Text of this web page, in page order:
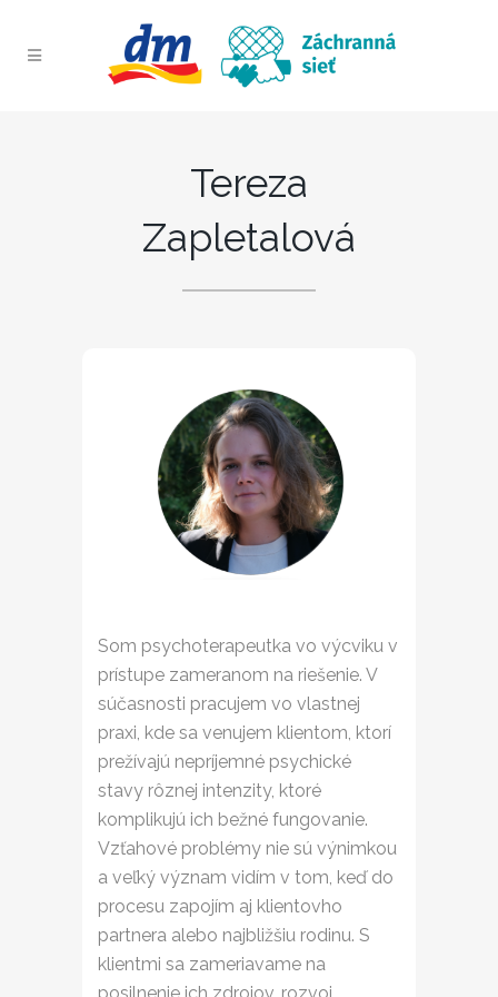
Tereza
Zapletalová
Som psychoterapeutka vo výcviku v
prístupe zameranom na riešenie. V
súčasnosti pracujem vo vlastnej
praxi, kde sa venujem klientom, ktorí
prežívajú nepríjemné psychické
stavy rôznej intenzity, ktoré
komplikujú ich bežné fungovanie.
Vzťahové problémy nie sú výnimkou
a veľký význam vidím v tom, keď do
procesu zapojím aj klientovho
partnera alebo najbližšiu rodinu. S
klientmi sa zameriavame na